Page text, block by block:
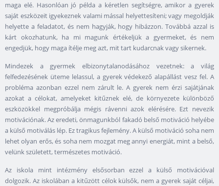
maga elé. Hasonlóan jó példa a kéretlen segítségre, amikor a gyerek
saját eszközeit igyekeznek valami mással helyettesíteni; vagy megoldják
helyette a feladatot, és nem hagyják, hogy hibázzon. Továbbá azzal is
kárt okozhatunk, ha mi magunk értékeljük a gyermeket, és nem
engedjük, hogy maga ítélje meg azt, mit tart kudarcnak vagy sikernek.
Mindezek a gyermek elbizonytalanodásához vezetnek: a világ
felfedezésének üteme lelassul, a gyerek védekező alapállást vesz fel. A
probléma azonban ezzel nem zárult le. A gyerek nem érzi sajátjának
azokat a célokat, amelyeket kitűznek elé, de környezete különböző
eszközökkel megpróbálja mégis rávenni azok elérésére. Ezt nevezik
motivációnak. Az eredeti, önmagunkból fakadó belső motiváció helyébe
a külső motiválás lép. Ez tragikus fejlemény. A külső motiváció soha nem
lehet olyan erős, és soha nem mozgat meg annyi energiát, mint a belső,
velünk született, természetes motiváció.
Az iskola mint intézmény elsősorban ezzel a külső motivációval
dolgozik. Az iskolában a kitűzött célok külsők, nem a gyerek saját céljai,